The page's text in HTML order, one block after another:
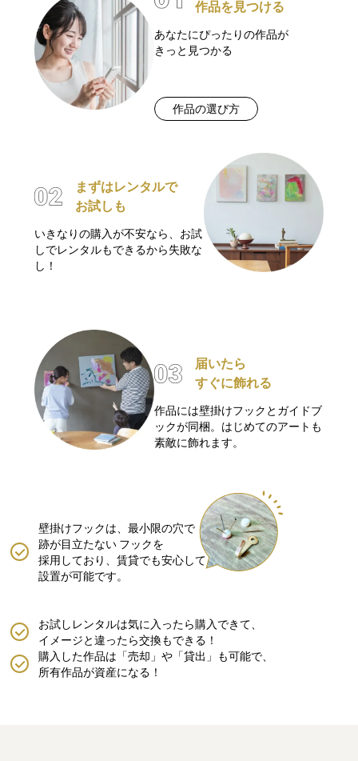
作品を見つける
あなたにぴったりの作品が
きっと見つかる
作品の選び方
まずはレンタルで
お試しも
いきなりの購入が不安なら、お試
しでレンタルもできるから失敗な
し！
届いたら
すぐに飾れる
作品には壁掛けフックとガイドブ
ックが同梱。はじめてのアートも
素敵に飾れます。
壁掛けフックは、最小限の穴で
跡が目立たない フックを
採用しており、賃貸でも安心して
設置が可能です。
購入した作品は「売却」や「貸出」も可能で、
所有作品が資産になる！
お試しレンタルは気に入ったら購入できて、
イメージと違ったら交換もできる！